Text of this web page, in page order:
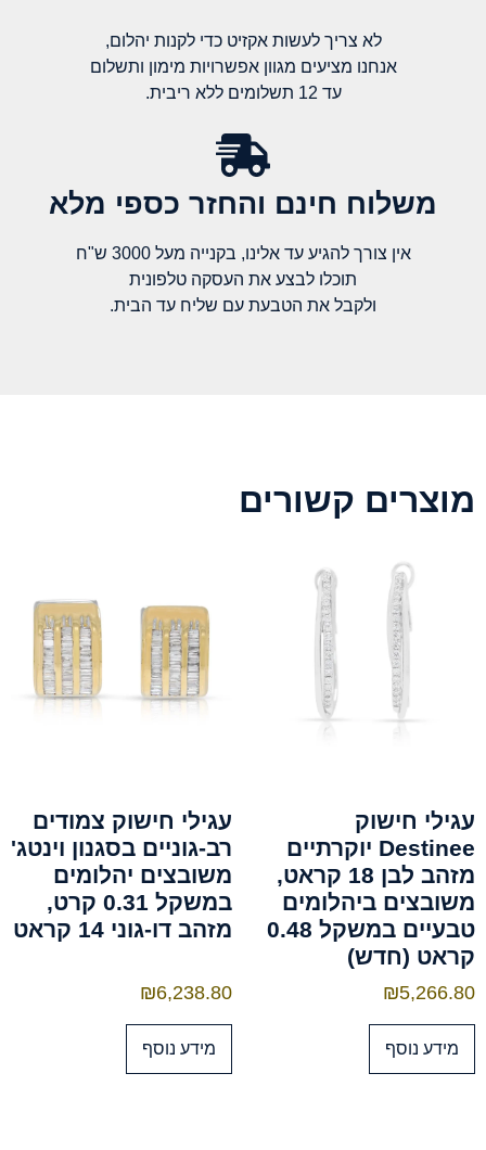
לא צריך לעשות אקזיט כדי לקנות יהלום,
אנחנו מציעים מגוון אפשרויות מימון ותשלום
עד 12 תשלומים ללא ריבית.
משלוח חינם והחזר כספי מלא​
אין צורך להגיע עד אלינו, בקנייה מעל 3000 ש"ח
תוכלו לבצע את העסקה טלפונית
ולקבל את הטבעת עם שליח עד הבית.
מוצרים קשורים
עגילי חישוק
Destinee יוקרתיים
מזהב לבן 18 קראט,
משובצים ביהלומים
טבעיים במשקל 0.48
קראט (חדש)
₪5,266.80
מידע נוסף
עגילי חישוק צמודים
רב-גוניים בסגנון וינטג'
משובצים יהלומים
במשקל 0.31 קרט,
מזהב דו-גוני 14 קראט
₪6,238.80
מידע נוסף